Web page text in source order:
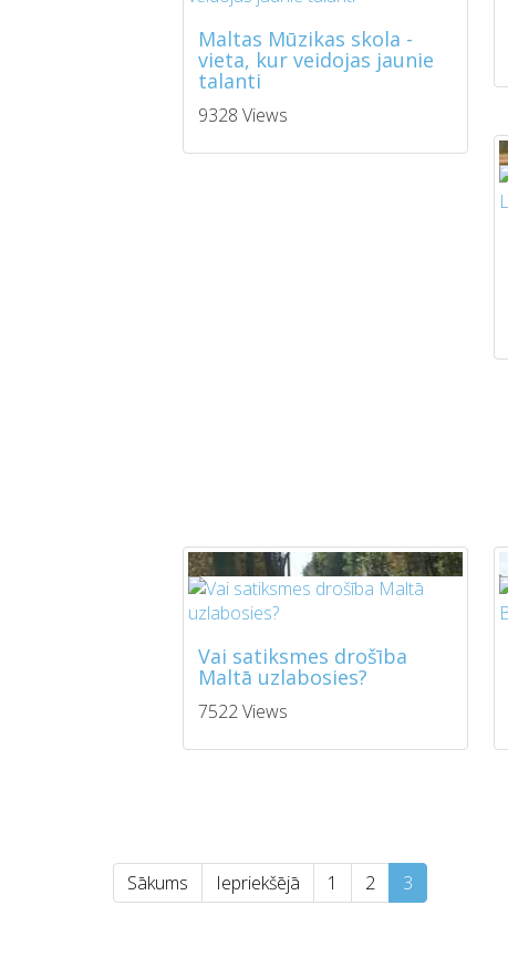
Maltas Mūzikas skola -
vieta, kur veidojas jaunie
talanti
9328 Views
Vai satiksmes drošība
Maltā uzlabosies?
7522 Views
Sākums Iepriekšējā 1 2 3